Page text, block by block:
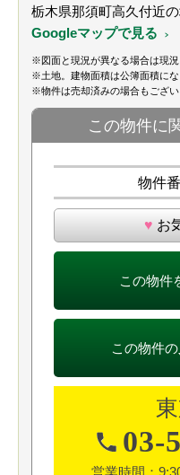
栃木県那須町高久付近
Googleマップで見る
※図面と現況が異なる場合は現況
※土地。建物面積は公簿面積にな
※物件は売却済みの場合もござい
この物件に
物件番
♥ お
この物件
この物件の
03-
営業時間：